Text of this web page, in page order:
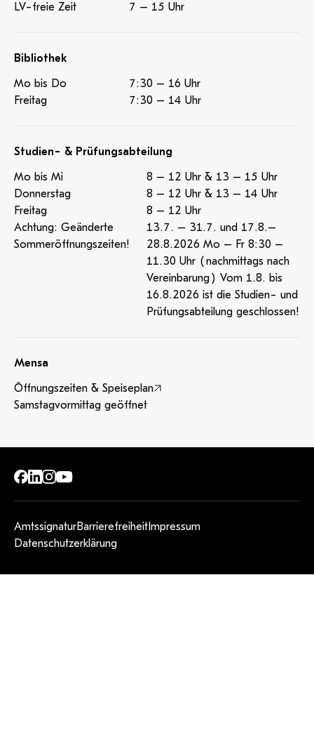
LV-freie Zeit
7 – 15 Uhr
Bibliothek
Mo bis Do
7:30 – 16 Uhr
Freitag
7:30 – 14 Uhr
Studien- & Prüfungsabteilung
Mo bis Mi
8 – 12 Uhr & 13 – 15 Uhr
Donnerstag
8 – 12 Uhr & 13 – 14 Uhr
Freitag
8 – 12 Uhr
Achtung: Geänderte
Sommeröffnungszeiten!
13.7. – 31.7. und 17.8.–
28.8.2026 Mo – Fr 8:30 –
11.30 Uhr (nachmittags nach
Vereinbarung) Vom 1.8. bis
16.8.2026 ist die Studien- und
Prüfungsabteilung geschlossen!
Mensa
Öffnungszeiten & Speiseplan
Samstagvormittag geöffnet
AmtssignaturBarrierefreiheit Impressum
Datenschutzerklärung